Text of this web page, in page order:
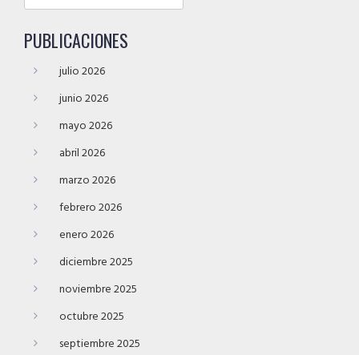
PUBLICACIONES
julio 2026
junio 2026
mayo 2026
abril 2026
marzo 2026
febrero 2026
enero 2026
diciembre 2025
noviembre 2025
octubre 2025
septiembre 2025